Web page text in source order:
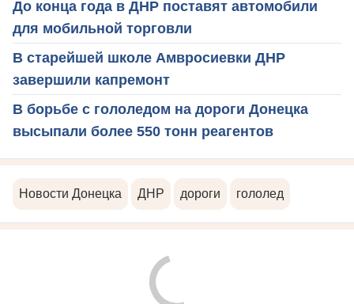
До конца года в ДНР поставят автомобили
для мобильной торговли
В старейшей школе Амвросиевки ДНР
завершили капремонт
В борьбе с гололедом на дороги Донецка
высыпали более 550 тонн реагентов
Новости Донецка ДНР дороги гололед